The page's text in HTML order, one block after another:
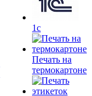
1c
Печать на
термокартоне